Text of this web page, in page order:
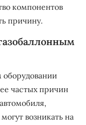
компонентов
причину.
оборудовании
частых причин
возникать на